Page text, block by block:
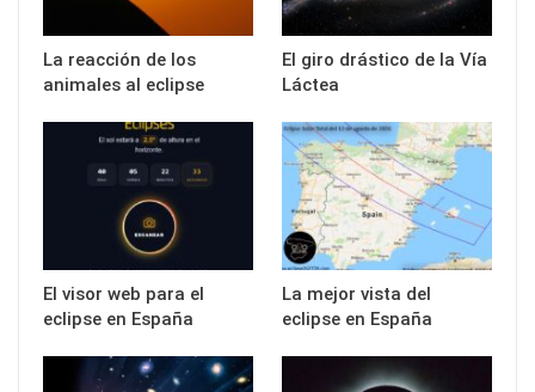
La reacción de los
animales al eclipse
El giro drástico de la Vía
Láctea
El visor web para el
eclipse en España
La mejor vista del
eclipse en España